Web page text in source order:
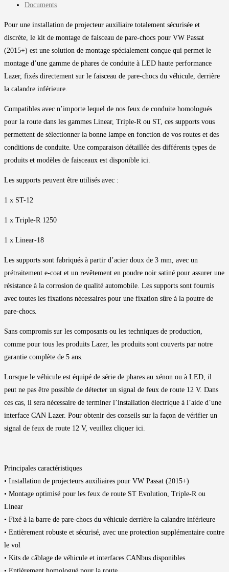
Documents
Pour une installation de projecteur auxiliaire totalement sécurisée et
discrète, le kit de montage de faisceau de pare-chocs pour VW Passat
(2015+) est une solution de montage spécialement conçue qui permet le
montage d’une gamme de phares de conduite à LED haute performance
Lazer, fixés directement sur le faisceau de pare-chocs du véhicule, derrière
la calandre inférieure.
Compatibles avec n’importe lequel de nos feux de conduite homologués
pour la route dans les gammes Linear, Triple-R ou ST, ces supports vous
permettent de sélectionner la bonne lampe en fonction de vos routes et des
conditions de conduite. Une comparaison détaillée des différents types de
produits et modèles de faisceaux est disponible ici.
Les supports peuvent être utilisés avec :
1 x ST-12
1 x Triple-R 1250
1 x Linear-18
Les supports sont fabriqués à partir d’acier doux de 3 mm, avec un
prétraitement e-coat et un revêtement en poudre noir satiné pour assurer une
résistance à la corrosion de qualité automobile. Les supports sont fournis
avec toutes les fixations nécessaires pour une fixation sûre à la poutre de
pare-chocs.
Sans compromis sur les composants ou les techniques de production,
comme pour tous les produits Lazer, les produits sont couverts par notre
garantie complète de 5 ans.
Lorsque le véhicule est équipé de série de phares au xénon ou à LED, il
peut ne pas être possible de détecter un signal de feux de route 12 V. Dans
ces cas, il sera nécessaire de terminer l’installation électrique à l’aide d’une
interface CAN Lazer. Pour obtenir des conseils sur la façon de vérifier un
signal de feux de route 12 V, veuillez cliquer ici.
Principales caractéristiques
• Installation de projecteurs auxiliaires pour VW Passat (2015+)
• Montage optimisé pour les feux de route ST Evolution, Triple-R ou
Linear
• Fixé à la barre de pare-chocs du véhicule derrière la calandre inférieure
• Entièrement robuste et sécurisé, avec une protection supplémentaire contre
le vol
• Kits de câblage de véhicule et interfaces CANbus disponibles